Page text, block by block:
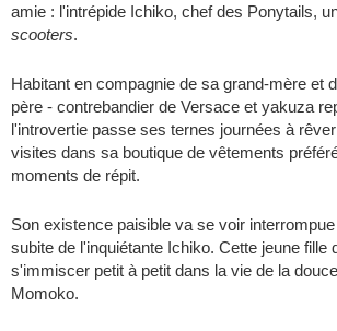
amie : l'intrépide Ichiko, chef des Ponytails,
scooters.
Habitant en compagnie de sa grand-mère et
père - contrebandier de Versace et yakuza
l'introvertie passe ses ternes journées à
visites dans sa boutique de vêtements
moments de répit.
Son existence paisible va se voir
subite de l'inquiétante Ichiko. Cette jeune fille
s'immiscer petit à petit dans la vie de la
Momoko.